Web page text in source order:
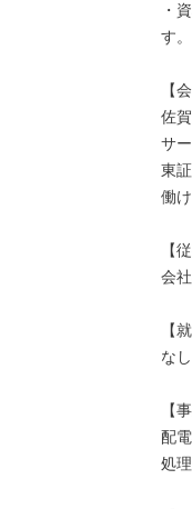
・
す。
【
佐
サ
東
働
【
会
【
なし
【
配
処